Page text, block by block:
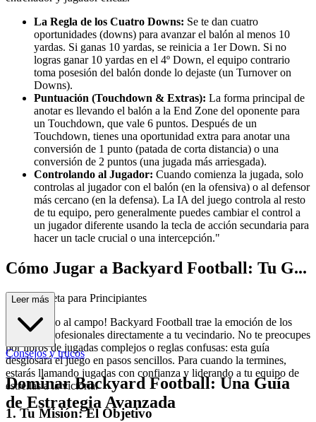
La Regla de los Cuatro Downs: Se te dan cuatro
oportunidades (downs) para avanzar el balón al menos 10
yardas. Si ganas 10 yardas, se reinicia a 1er Down. Si no
logras ganar 10 yardas en el 4º Down, el equipo contrario
toma posesión del balón donde lo dejaste (un Turnover on
Downs).
Puntuación (Touchdown & Extras): La forma principal de
anotar es llevando el balón a la End Zone del oponente para
un Touchdown, que vale 6 puntos. Después de un
Touchdown, tienes una oportunidad extra para anotar una
conversión de 1 punto (patada de corta distancia) o una
conversión de 2 puntos (una jugada más arriesgada).
Controlando al Jugador: Cuando comienza la jugada, solo
controlas al jugador con el balón (en la ofensiva) o al defensor
más cercano (en la defensa). La IA del juego controla al resto
de tu equipo, pero generalmente puedes cambiar el control a
un jugador diferente usando la tecla de acción secundaria para
hacer un tacle crucial o una intercepción."
Cómo Jugar a Backyard Football: Tu G...
uía Completa para Principiantes
¡Bienvenido al campo! Backyard Football trae la emoción de los
deportes profesionales directamente a tu vecindario. No te preocupes
por libros de jugadas complejos o reglas confusas: esta guía
desglosará el juego en pasos sencillos. Para cuando la termines,
estarás llamando jugadas con confianza y liderando a tu equipo de
estrellas a la victoria.
1. Tu Misión: El Objetivo
Leer más
Consejos y trucos
Dominar Backyard Football: Una Guía
de Estrategia Avanzada